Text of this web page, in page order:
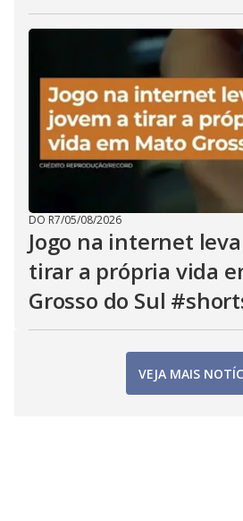
DO R7/05/08/2026
Jogo na internet
tirar a própria vida
Grosso do Sul
VEJA MAIS